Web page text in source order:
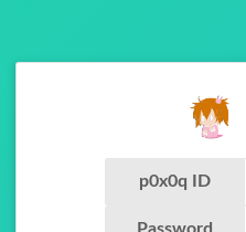
p0x0q ID
Password